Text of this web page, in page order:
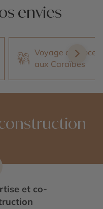
envies
Voyage de Noces
aux Caraïbes
et co-